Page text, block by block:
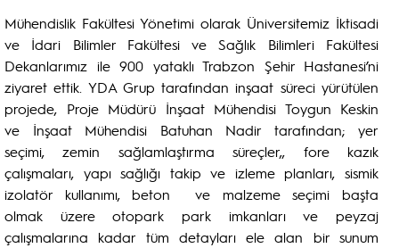
Mühendislik Fakültesi Yönetimi olarak Üniversitemiz İktisadi
ve İdari Bilimler Fakültesi ve Sağlık Bilimleri Fakültesi
Dekanlarımız ile 900 yataklı Trabzon Şehir Hastanesi’ni
ziyaret ettik. YDA Grup tarafından inşaat süreci yürütülen
projede, Proje Müdürü İnşaat Mühendisi Toygun Keskin
ve İnşaat Mühendisi Batuhan Nadir tarafından; yer
seçimi, zemin sağlamlaştırma süreçler,, fore kazık
çalışmaları, yapı sağlığı takip ve izleme planları, sismik
izolatör kullanımı, beton ve malzeme seçimi başta
olmak üzere otopark park imkanları ve peyzaj
çalışmalarına kadar tüm detayları ele alan bir sunum